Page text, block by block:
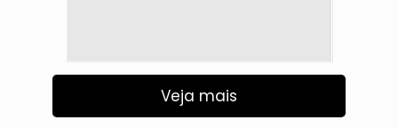
Veja mais